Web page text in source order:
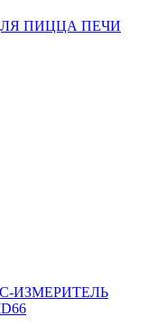
ПИЦЦА ПЕЧИ
ИЗМЕРИТЕЛЬ